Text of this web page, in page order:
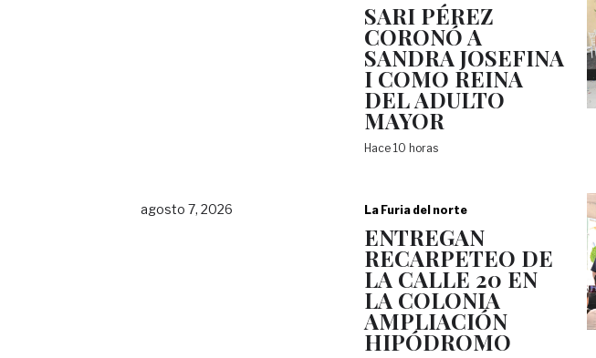
SARI PÉREZ
CORONÓ A
SANDRA JOSEFINA
I COMO REINA
DEL ADULTO
MAYOR
Hace 10 horas
agosto 7, 2026 La Furia del norte
ENTREGAN
RECARPETEO DE
LA CALLE 20 EN
LA COLONIA
AMPLIACIÓN
HIPÓDROMO